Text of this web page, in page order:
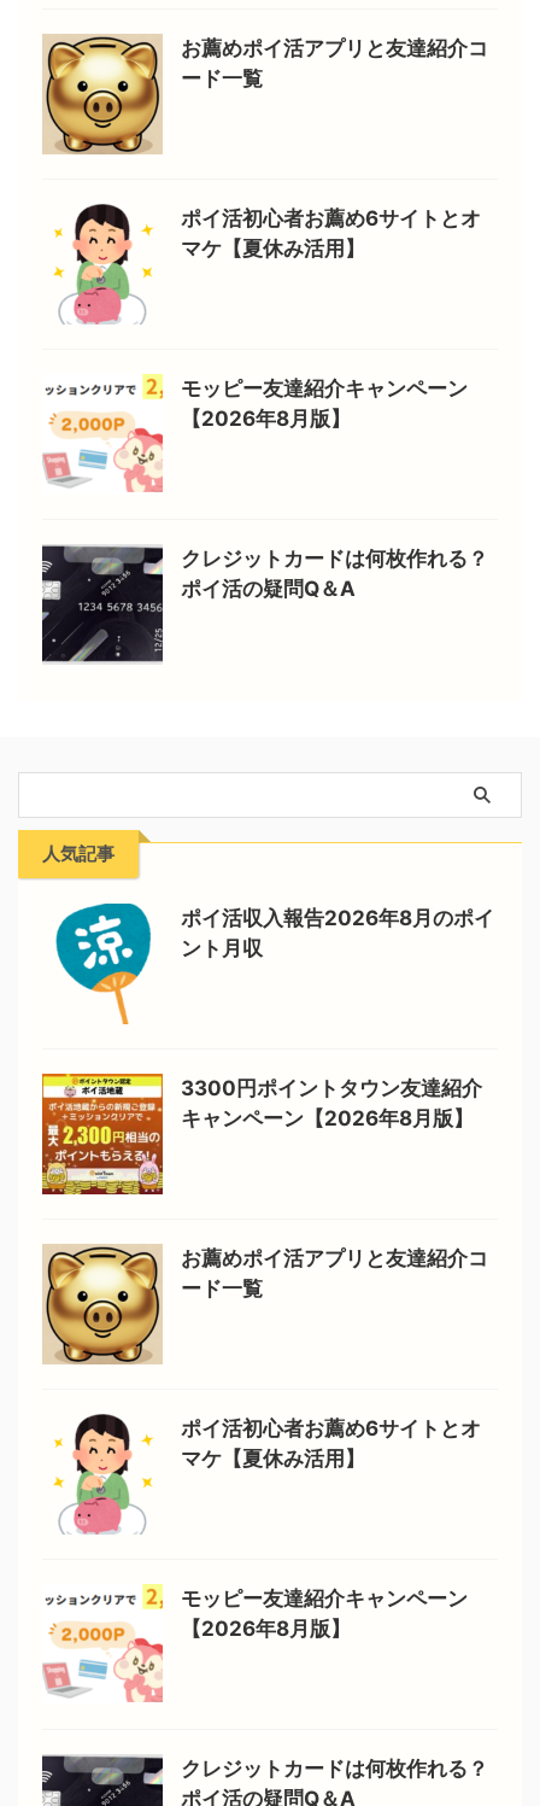
お薦めポイ活アプリと友達紹介コ
ード一覧
ポイ活初心者お薦め6サイトとオ
マケ【夏休み活用】
モッピー友達紹介キャンペーン
【2026年8月版】
クレジットカードは何枚作れる？
ポイ活の疑問Q＆A
人気記事
ポイ活収入報告2026年8月のポイ
ント月収
3300円ポイントタウン友達紹介
キャンペーン【2026年8月版】
お薦めポイ活アプリと友達紹介コ
ード一覧
ポイ活初心者お薦め6サイトとオ
マケ【夏休み活用】
モッピー友達紹介キャンペーン
【2026年8月版】
クレジットカードは何枚作れる？
ポイ活の疑問Q＆A